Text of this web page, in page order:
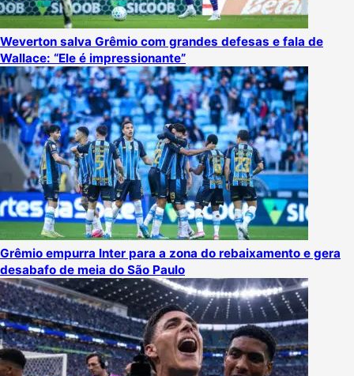
Weverton salva Grêmio com grandes defesas e fala de
Wallace: “Ele é impressionante”
Grêmio empurra Inter para a zona do rebaixamento e gera
desabafo de meia do São Paulo